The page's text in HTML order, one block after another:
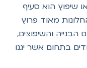
שיפוץ הוא סעיף
מאוד פרוץ
והשיפוצים,
בתחום אשר יגנו